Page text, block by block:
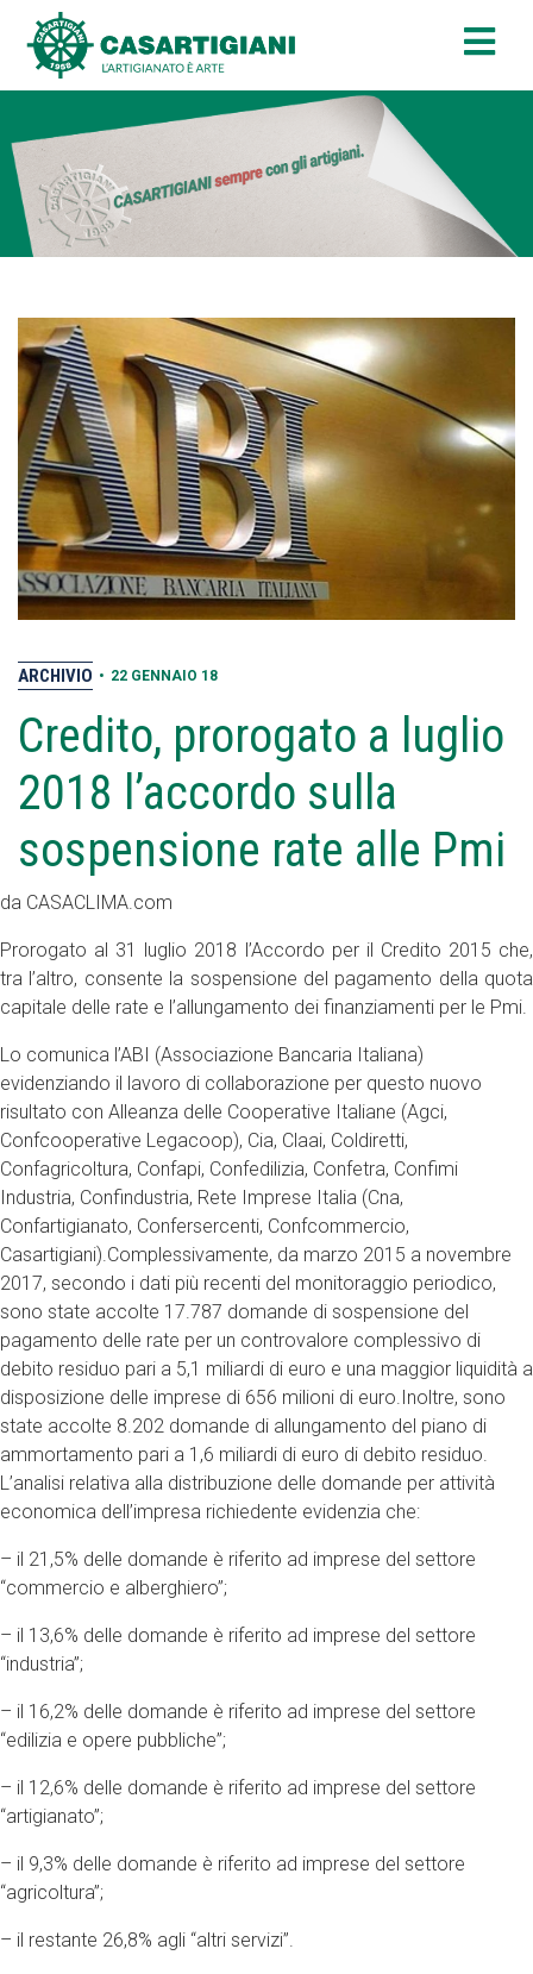
ARCHIVIO • 22 GENNAIO 18
Credito, prorogato a luglio
2018 l’accordo sulla
sospensione rate alle Pmi
da CASACLIMA.com
Prorogato al 31 luglio 2018 l’Accordo per il Credito 2015 che,
tra l’altro, consente la sospensione del pagamento della quota
capitale delle rate e l’allungamento dei finanziamenti per le Pmi.
Lo comunica l’ABI (Associazione Bancaria Italiana)
evidenziando il lavoro di collaborazione per questo nuovo
risultato con Alleanza delle Cooperative Italiane (Agci,
Confcooperative Legacoop), Cia, Claai, Coldiretti,
Confagricoltura, Confapi, Confedilizia, Confetra, Confimi
Industria, Confindustria, Rete Imprese Italia (Cna,
Confartigianato, Confersercenti, Confcommercio,
Casartigiani).Complessivamente, da marzo 2015 a novembre
2017, secondo i dati più recenti del monitoraggio periodico,
sono state accolte 17.787 domande di sospensione del
pagamento delle rate per un controvalore complessivo di
debito residuo pari a 5,1 miliardi di euro e una maggior liquidità a
disposizione delle imprese di 656 milioni di euro.Inoltre, sono
state accolte 8.202 domande di allungamento del piano di
ammortamento pari a 1,6 miliardi di euro di debito residuo.
L’analisi relativa alla distribuzione delle domande per attività
economica dell’impresa richiedente evidenzia che:
– il 21,5% delle domande è riferito ad imprese del settore
“commercio e alberghiero”;
– il 13,6% delle domande è riferito ad imprese del settore
“industria”;
– il 16,2% delle domande è riferito ad imprese del settore
“edilizia e opere pubbliche”;
– il 12,6% delle domande è riferito ad imprese del settore
“artigianato”;
– il 9,3% delle domande è riferito ad imprese del settore
“agricoltura”;
– il restante 26,8% agli “altri servizi”.